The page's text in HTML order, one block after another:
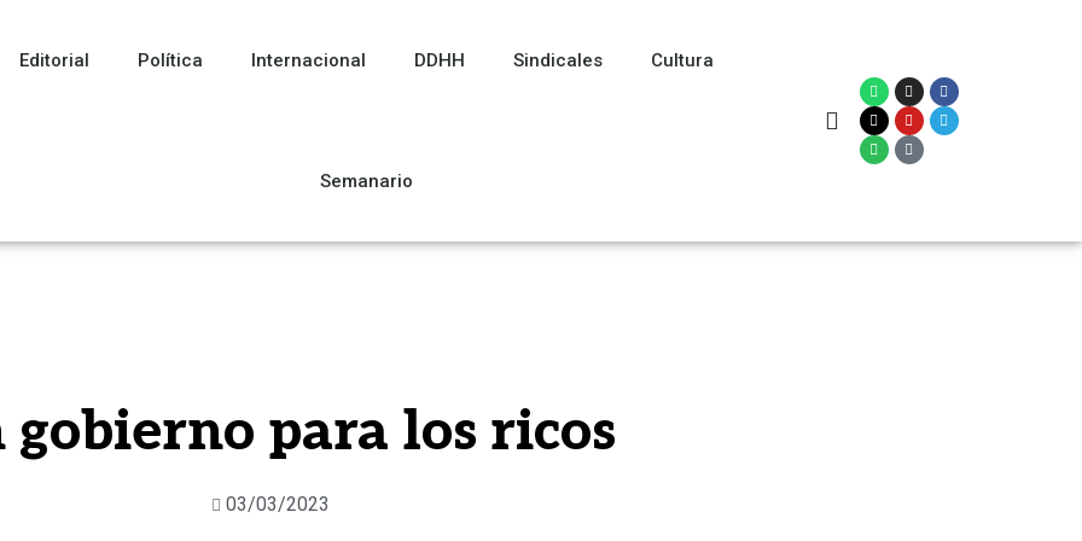
Editorial Política Internacional DDHH Sindicales Cultura
Semanario
gobierno para los ricos
03/03/2023